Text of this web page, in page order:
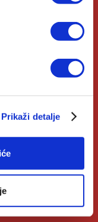
Prikaži detalje